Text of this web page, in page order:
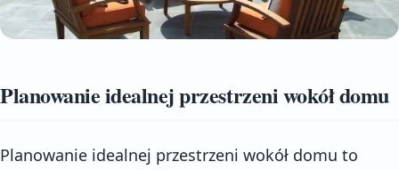
Planowanie idealnej przestrzeni wokół domu
Planowanie idealnej przestrzeni wokół domu to